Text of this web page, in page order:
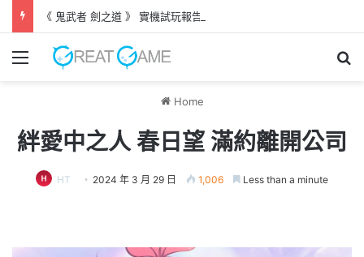
《 鬼武者 劍之道 》 實機試玩報告 源義經將是事件的起源！？
Menu
Home
絆愛中之人 春日望 滿約離開公司
HT 2024 年 3 月 29 日 1,006 Less than a minute